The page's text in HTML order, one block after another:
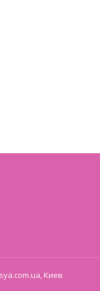
Киев